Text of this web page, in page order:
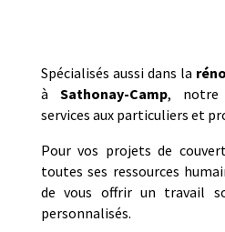
Spécialisés aussi dans la
à Sathonay-Camp, notre
services aux particuliers et
Pour vos projets de
toutes ses ressources
de vous offrir un travail
personnalisés.